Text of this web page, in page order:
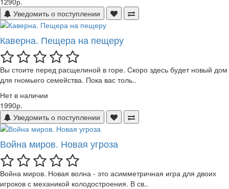
Уведомить о поступлении
Каверна. Пещера на пещеру
Вы стоите перед расщелиной в горе. Скоро здесь будет новый дом
для гномьего семейства. Пока вас толь..
Нет в наличии
1990р.
Уведомить о поступлении
Война миров. Новая угроза
Война миров. Новая волна - это асимметричная игра для двоих
игроков с механикой колодостроения. В св..